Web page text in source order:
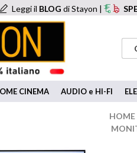
Leggi il BLOGdi Stayon |
CINEMA AUDIO e HI-FI
HOME